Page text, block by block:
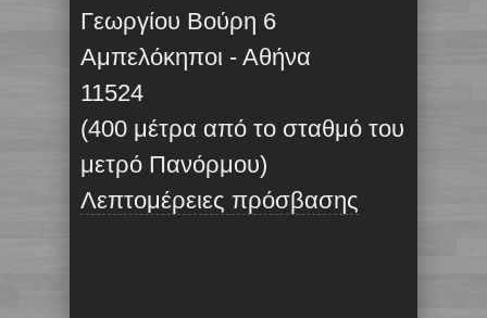
Γεωργίου Βούρη 6
Αμπελόκηποι - Αθήνα
11524
(400 μέτρα από το σταθμό του
μετρό Πανόρμου)
Λεπτομέρειες πρόσβασης